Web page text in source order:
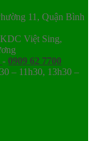
11, Quận Bình
Việt Sing,
- 0909 62 7700
– 11h30, 13h30 –